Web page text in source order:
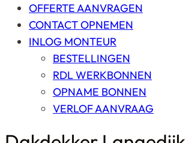
OFFERTE AANVRAGEN
CONTACT OPNEMEN
INLOG MONTEUR
BESTELLINGEN
RDL WERKBONNEN
OPNAME BONNEN
VERLOF AANVRAAG